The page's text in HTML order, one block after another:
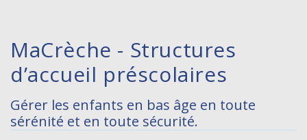
MaCrèche - Structures
d’accueil préscolaires
Gérer les enfants en bas âge en toute
sérénité et en toute sécurité.